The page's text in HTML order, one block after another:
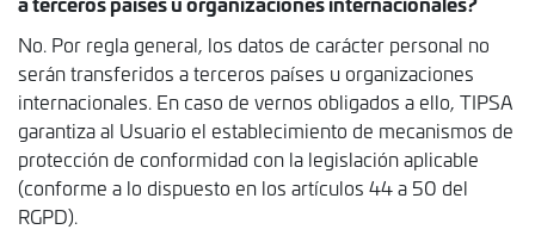
No. Por regla general, los datos de carácter personal no
serán transferidos a terceros países u organizaciones
internacionales. En caso de vernos obligados a ello, TIPSA
garantiza al Usuario el establecimiento de mecanismos de
protección de conformidad con la legislación aplicable
(conforme a lo dispuesto en los artículos 44 a 50 del
RGPD).